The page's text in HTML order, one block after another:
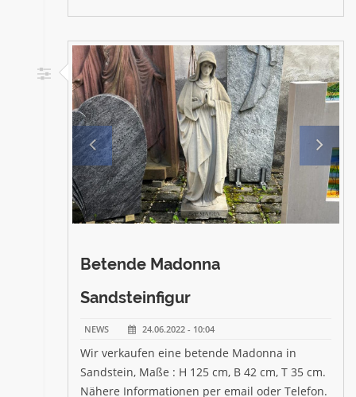
Betende Madonna
Sandsteinfigur
NEWS 24.06.2022 - 10:04
Wir verkaufen eine betende Madonna in
Sandstein, Maße : H 125 cm, B 42 cm, T 35 cm.
Nähere Informationen per email oder Telefon.